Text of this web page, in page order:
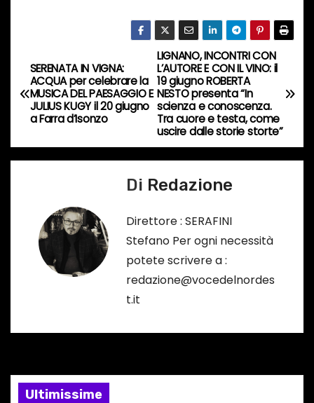
o
…
N
a
v
i
n
a
LIGNANO, INCONTRI CON
L’AUTORE E CON IL VINO: il
19 giugno ROBERTA
NESTO presenta “In
scienza e conoscenza.
Tra cuore e testa, come
uscire dalle storie storte”
SERENATA IN VIGNA:
ACQUA per celebrare la
MUSICA DEL PAESAGGIO E
JULIUS KUGY il 20 giugno
a Farra d’Isonzo
Di Redazione
Direttore : SERAFINI
Stefano Per ogni necessità
potete scrivere a :
redazione@vocedelnordes
t.it
Ultimissime